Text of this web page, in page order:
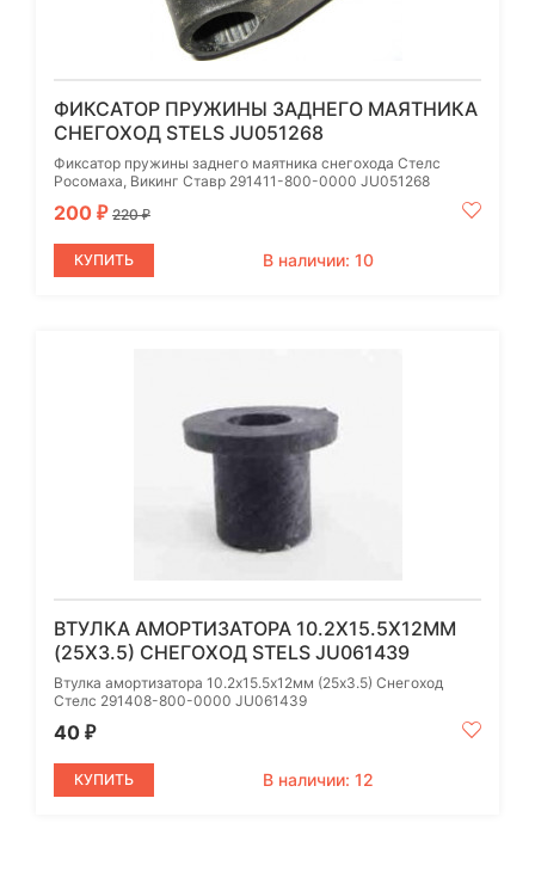
ФИКСАТОР ПРУЖИНЫ ЗАДНЕГО МАЯТНИКА
СНЕГОХОД STELS JU051268
Фиксатор пружины заднего маятника снегохода Стелс
Росомаха, Викинг Ставр 291411-800-0000 JU051268
200 ₽ 220₽
КУПИТЬ В наличии: 10
ВТУЛКА АМОРТИЗАТОРА 10.2Х15.5Х12ММ
(25Х3.5) СНЕГОХОД STELS JU061439
Втулка амортизатора 10.2х15.5х12мм (25х3.5) Снегоход
Стелс 291408-800-0000 JU061439
40 ₽
КУПИТЬ В наличии: 12